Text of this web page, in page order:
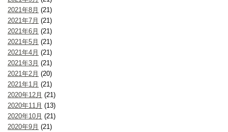
2021年8月 (21)
2021年7月 (21)
2021年6月 (21)
2021年5月 (21)
2021年4月 (21)
2021年3月 (21)
2021年2月 (20)
2021年1月 (21)
2020年12月 (21)
2020年11月 (13)
2020年10月 (21)
2020年9月 (21)